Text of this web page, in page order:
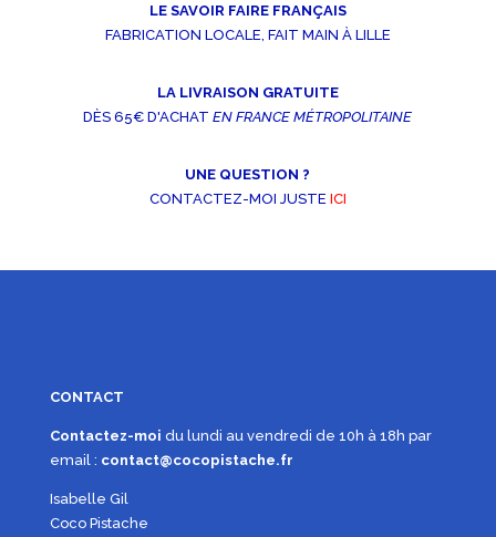
29,00€
LE SAVOIR FAIRE FRANÇAIS
FABRICATION LOCALE, FAIT MAIN À LILLE
LA LIVRAISON GRATUITE
DÈS 65€ D'ACHATEN FRANCE MÉTROPOLITAINE
UNE QUESTION ?
CONTACTEZ-MOI JUSTE ICI
CONTACT
Contactez-moi du lundi au vendredi de 10h à 18h par
email : contact@cocopistache.fr
Isabelle Gil
Coco Pistache